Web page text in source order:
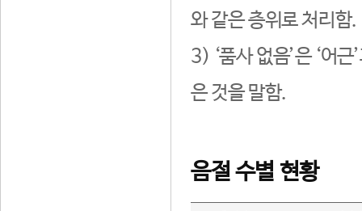
와 같은 층위로 처리함.
3) ‘품사 없음’은 ‘어
은 것을 말함.
음절 수별 현황